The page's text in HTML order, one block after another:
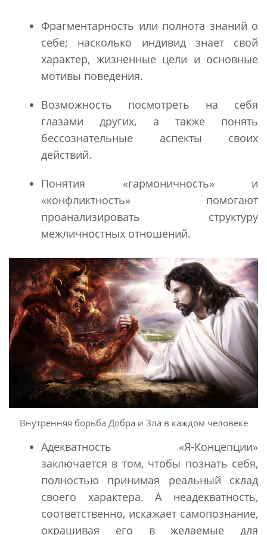
Фрагментарность или полнота знаний о
себе; насколько индивид знает свой
характер, жизненные цели и основные
мотивы поведения.
Возможность посмотреть на себя
глазами других, а также понять
бессознательные аспекты своих
действий.
Понятия «гармоничность» и
«конфликтность» помогают
проанализировать структуру
межличностных отношений.
Внутренняя борьба Добра и Зла в каждом человеке
Адекватность «Я-Концепции»
заключается в том, чтобы познать себя,
полностью принимая реальный склад
своего характера. А неадекватность,
соответственно, искажает самопознание,
окрашивая его в желаемые для